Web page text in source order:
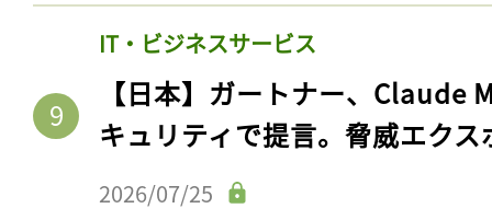
IT・ビジネスサービス
【日本】ガートナー、Claude
キュリティで提言。脅威エク
2026/07/25